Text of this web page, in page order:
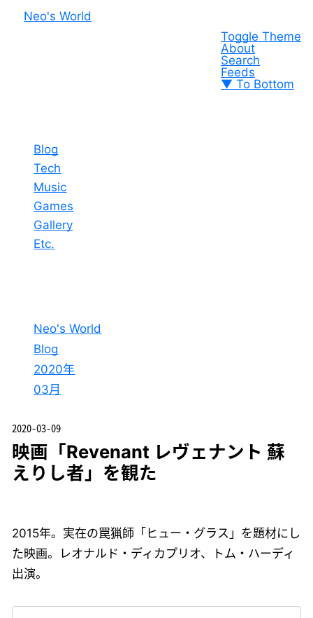
Neo's World
Toggle Theme
About
Search
Feeds
▼ To Bottom
Blog
Tech
Music
Games
Gallery
Etc.
Neo's World
Blog
2020年
03月
2020-03-09
映画「Revenant レヴェナント 蘇
えりし者」を観た
2015年。実在の罠猟師「ヒュー・グラス」を題材にし
た映画。レオナルド・ディカプリオ、トム・ハーディ
出演。